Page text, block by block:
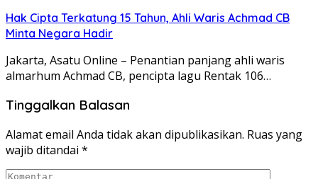
Hak Cipta Terkatung 15 Tahun, Ahli Waris Achmad CB
Minta Negara Hadir
Jakarta, Asatu Online – Penantian panjang ahli waris
almarhum Achmad CB, pencipta lagu Rentak 106…
Tinggalkan Balasan
Alamat email Anda tidak akan dipublikasikan. Ruas yang
wajib ditandai *